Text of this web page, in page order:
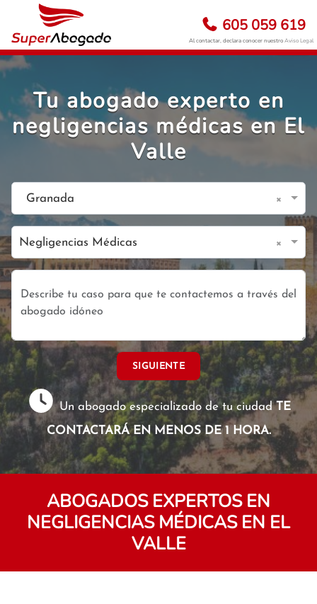
605 059 619
Al contactar, declara conocer nuestroAviso Legal
Tu abogado experto en
negligencias médicas en El
Valle
Granada ×
Negligencias Médicas ×
SIGUIENTE
Un abogado especializado de tu ciudadTE
CONTACTARÁ EN MENOS DE 1 HORA.
ABOGADOS EXPERTOS EN
NEGLIGENCIAS MÉDICAS EN EL
VALLE